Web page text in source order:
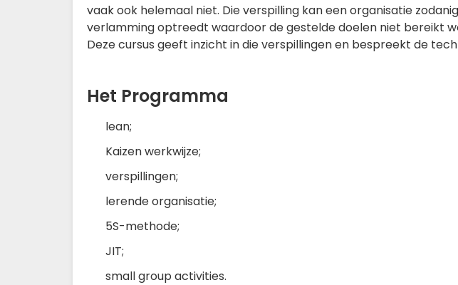
vaak ook helemaal niet. Die verspilling kan een organisatie
verlamming optreedt waardoor de gestelde doelen niet bereikt
Deze cursus geeft inzicht in die verspillingen en bespreekt de
Het Programma
lean;
Kaizen werkwijze;
verspillingen;
lerende organisatie;
5S-methode;
JIT;
small group activities.